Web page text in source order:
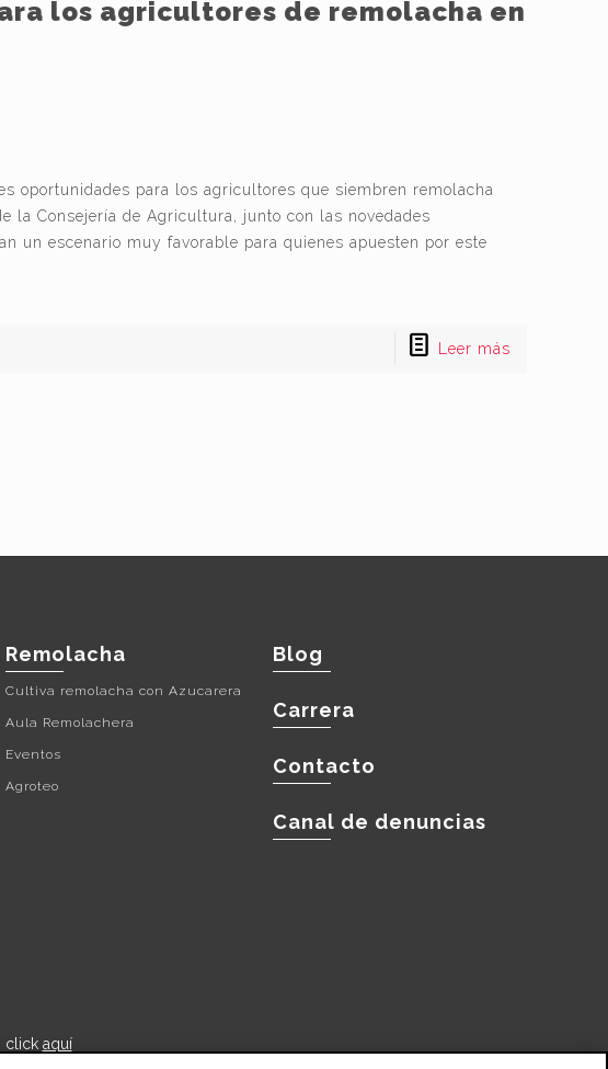
los agricultores de remolacha en
oportunidades para los agricultores que siembren remolacha
la Consejería de Agricultura, junto con las novedades
un escenario muy favorable para quienes apuesten por este
Leer más
Remolacha
Cultiva remolacha con Azucarera
Aula Remolachera
Eventos
Agroteo
Blog
Carrera
Contacto
Canal de denuncias
click aquí